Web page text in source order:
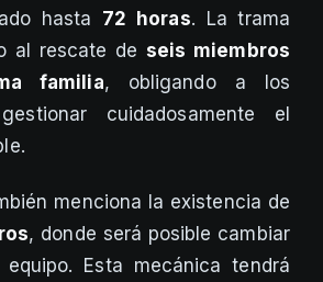
hasta 72 horas. La trama
al rescate deseis miembros
familia, obligando a los
cuidadosamente el
menciona la existencia de
, donde será posible cambiar
Esta mecánica tendrá